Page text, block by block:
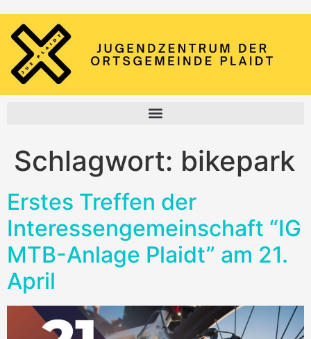
Schlagwort: bikepark
Erstes Treffen der
Interessengemeinschaft “IG
MTB-Anlage Plaidt” am 21.
April